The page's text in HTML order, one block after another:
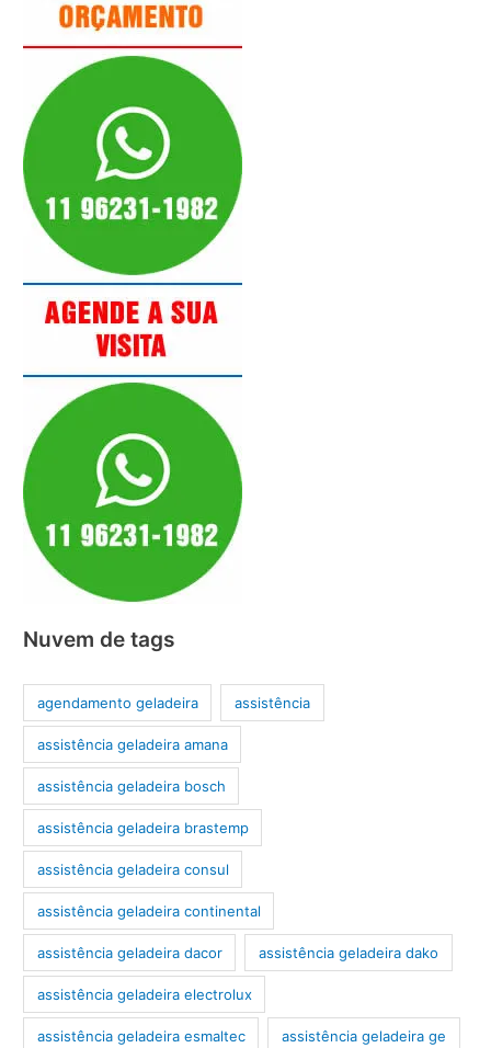
Nuvem de tags
agendamento geladeira assistência
assistência geladeira amana
assistência geladeira bosch
assistência geladeira brastemp
assistência geladeira consul
assistência geladeira continental
assistência geladeira dacor assistência geladeira dako
assistência geladeira electrolux
assistência geladeira esmaltec assistência geladeira ge